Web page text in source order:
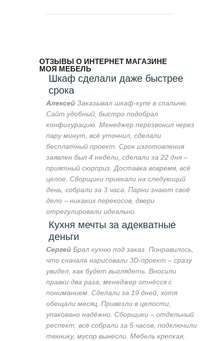
ОТЗЫВЫ О ИНТЕРНЕТ МАГАЗИНЕ
МОЯ МЕБЕЛЬ
Шкаф сделали даже быстрее
срока
Алексей Заказывал шкаф-купе в спальню.
Сайт удобный, быстро подобрал
конфигурацию. Менеджер перезвонил через
пару минут, всё уточнил, сделали
бесплатный проект. Срок изготовления
заявлен был 4 недели, сделали за 22 дня –
приятный сюрприз. Доставка вовремя, всё
целое. Сборщики приехали на следующий
день, собрали за 3 часа. Парни знают своё
дело – никаких перекосов, двери
отрегулировали идеально.
Кухня мечты за адекватные
деньги
Сергей Брал кухню под заказ. Понравилось,
что сначала нарисовали 3D-проект – сразу
увидел, как будет выглядеть. Вносили
правки два раза, менеджер отнёсся с
пониманием. Сделали за 19 дней, хотя
обещали месяц. Привезли в целости,
упаковано надёжно. Сборщики – отдельный
респект: всё собрали за 5 часов, подключили
технику, мусор вынесли. Мебель крепкая,